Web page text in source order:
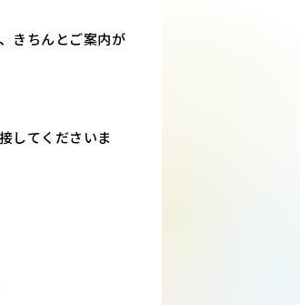
きちんとご案内が
してくださいま